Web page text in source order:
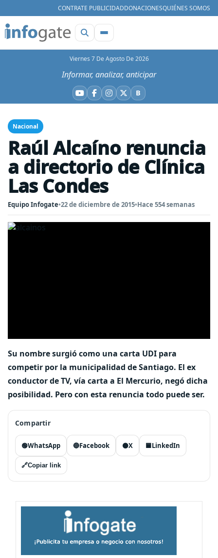
CONTRATE PUBLICIDADDONACIONESQUIÉNES SOMOS
Viernes 7 De Agosto De 2026
Informar, analizar, anticipar
YouTube
Facebook
Instagram
X BBluesky
Nacional
Raúl Alcaíno renuncia
a directorio de Clínica
Las Condes
Equipo Infogate•22 de diciembre de 2015•Hace 554 semanas
Su nombre surgió como una carta UDI para
competir por la municipalidad de Santiago. El ex
conductor de TV, vía carta a El Mercurio, negó dicha
posibilidad. Pero con esta renuncia todo puede ser.
Compartir
🟢WhatsApp 🔵Facebook ⚫X 🟦LinkedIn
🔗Copiar link